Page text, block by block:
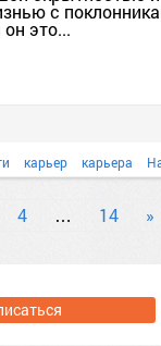
с
это...
карьер карьера
4 … 14 »